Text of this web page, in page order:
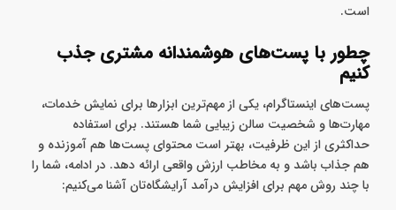
است.
چطور با پست‌های هوشمندانه مشتری جذب
کنیم
پست‌های اینستاگرام، یکی از مهم‌ترین ابزارها برای نمایش خدمات،
مهارت‌ها و شخصیت سالن زیبایی شما هستند. برای استفاده
حداکثری از این ظرفیت، بهتر است محتوای پست‌ها هم آموزنده و
هم جذاب باشد و به مخاطب ارزش واقعی ارائه دهد. در ادامه، شما را
با چند روش مهم برای افزایش درآمد آرایشگاه‌تان آشنا می‌کنیم: